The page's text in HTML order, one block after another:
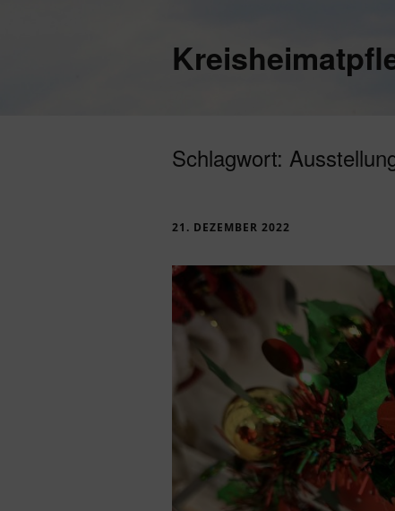
Schlagwort:
21. DEZEMBER 2022